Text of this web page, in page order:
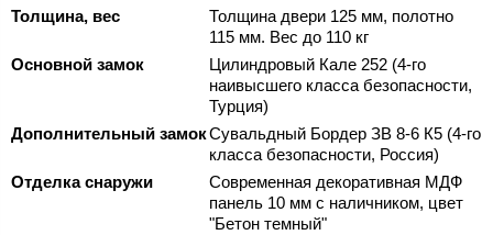
Толщина, вес
Толщина двери 125 мм, полотно
115 мм. Вес до 110 кг
Основной замок
Цилиндровый Кале 252 (4-го
наивысшего класса безопасности,
Турция)
Дополнительный замокСувальдный Бордер ЗВ 8-6 К5 (4-го
класса безопасности, Россия)
Отделка снаружи
Современная декоративная МДФ
панель 10 мм с наличником, цвет
"Бетон темный"